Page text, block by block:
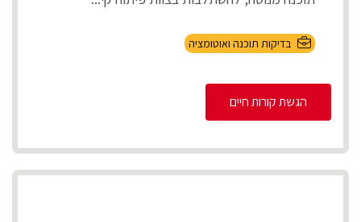
בדיקות תוכנה ואוטומציה
הגשת קורות חיים